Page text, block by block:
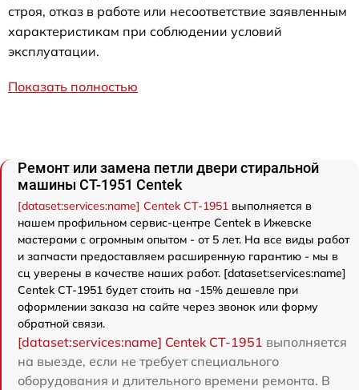
строя, отказ в работе или несоответствие заявленным
характеристикам при соблюдении условий
эксплуатации.
Показать полностью
Ремонт или замена петли двери стиральной
машины CT-1951 Centek
[dataset:services:name] Centek CT-1951 выполняется в
нашем профильном сервис-центре Centek в Ижевске
мастерами с огромным опытом - от 5 лет. На все виды работ
и запчасти предоставляем расширенную гарантию - мы в
сц уверены в качестве наших работ. [dataset:services:name]
Centek CT-1951 будет стоить на -15% дешевле при
оформлении заказа на сайте через звонок или форму
обратной связи.
[dataset:services:name] Centek CT-1951 выполняется
на выезде, если не требует специального
оборудования и длительного времени ремонта. В